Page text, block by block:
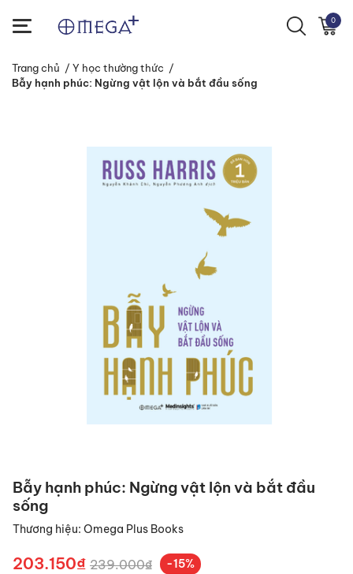
0
Trang chủ / Y học thường thức /
Bẫy hạnh phúc: Ngừng vật lộn và bắt đầu sống
Bẫy hạnh phúc: Ngừng vật lộn và bắt đầu
sống
Thương hiệu: Omega Plus Books
203.150₫ 239.000₫
-15%